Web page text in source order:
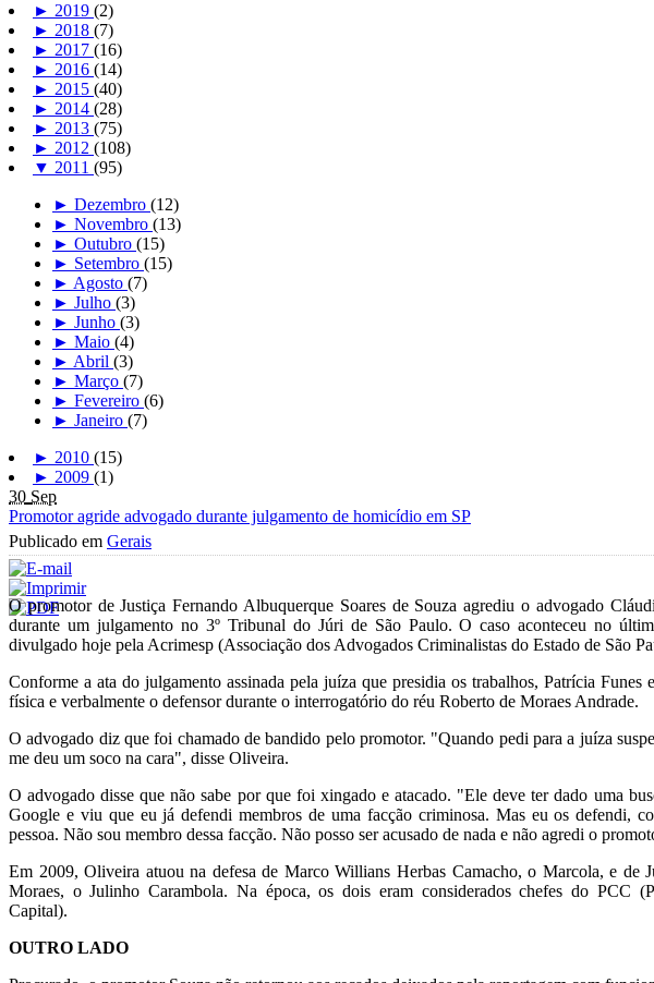
► 2019 (2)
► 2018 (7)
► 2017 (16)
► 2016 (14)
► 2015 (40)
► 2014 (28)
► 2013 (75)
► 2012 (108)
▼ 2011 (95)
► Dezembro (12)
► Novembro (13)
► Outubro (15)
► Setembro (15)
► Agosto (7)
► Julho (3)
► Junho (3)
► Maio (4)
► Abril (3)
► Março (7)
► Fevereiro (6)
► Janeiro (7)
► 2010 (15)
► 2009 (1)
30 Sep
Promotor agride advogado durante julgamento de homicídio em SP
Publicado em Gerais
O promotor de Justiça Fernando Albuquerque Soares de Souza agrediu o advogado
durante um julgamento no 3º Tribunal do Júri de São Paulo. O caso aconteceu no
divulgado hoje pela Acrimesp (Associação dos Advogados Criminalistas do Estado de São
Conforme a ata do julgamento assinada pela juíza que presidia os trabalhos, Patrícia Funes
física e verbalmente o defensor durante o interrogatório do réu Roberto de Moraes Andrade.
O advogado diz que foi chamado de bandido pelo promotor. "Quando pedi para a juíza
me deu um soco na cara", disse Oliveira.
O advogado disse que não sabe por que foi xingado e atacado. "Ele deve ter dado uma
Google e viu que eu já defendi membros de uma facção criminosa. Mas eu os defendi,
pessoa. Não sou membro dessa facção. Não posso ser acusado de nada e não agredi o
Em 2009, Oliveira atuou na defesa de Marco Willians Herbas Camacho, o Marcola, e de
Moraes, o Julinho Carambola. Na época, os dois eram considerados chefes do PCC
Capital).
OUTRO LADO